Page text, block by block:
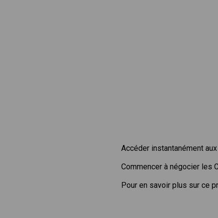
Accéder instantanément
Commencer à négocier les
Pour en savoir plus sur ce